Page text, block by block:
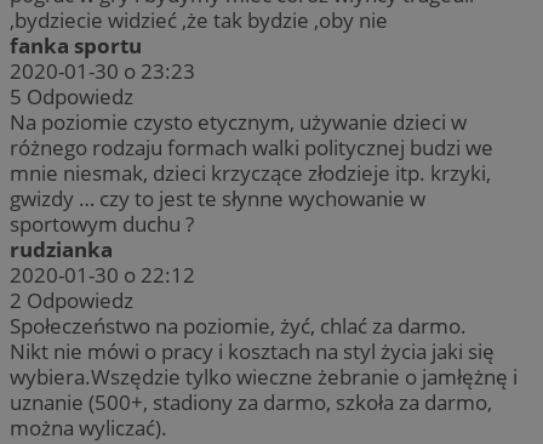
,bydziecie widzieć ,że tak bydzie ,oby nie
fanka sportu
2020-01-30 o 23:23
5 Odpowiedz
Na poziomie czysto etycznym, używanie dzieci w
różnego rodzaju formach walki politycznej budzi we
mnie niesmak, dzieci krzyczące złodzieje itp. krzyki,
gwizdy … czy to jest te słynne wychowanie w
sportowym duchu ?
rudzianka
2020-01-30 o 22:12
2 Odpowiedz
Społeczeństwo na poziomie, żyć, chlać za darmo.
Nikt nie mówi o pracy i kosztach na styl życia jaki się
wybiera.Wszędzie tylko wieczne żebranie o jamłężnę i
uznanie (500+, stadiony za darmo, szkoła za darmo,
można wyliczać).